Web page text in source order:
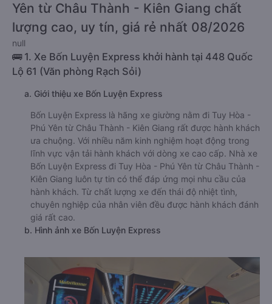
Yên từ Châu Thành - Kiên Giang chất
lượng cao, uy tín, giá rẻ nhất 08/2026
null
🚌 1. Xe Bốn Luyện Express khởi hành tại 448 Quốc
Lộ 61 (Văn phòng Rạch Sỏi)
a. Giới thiệu xe Bốn Luyện Express
Bốn Luyện Express là hãng xe giường nằm đi Tuy Hòa -
Phú Yên từ Châu Thành - Kiên Giang rất được hành khách
ưa chuộng. Với nhiều năm kinh nghiệm hoạt động trong
lĩnh vực vận tải hành khách với dòng xe cao cấp. Nhà xe
Bốn Luyện Express đi Tuy Hòa - Phú Yên từ Châu Thành -
Kiên Giang luôn tự tin có thể đáp ứng mọi nhu cầu của
hành khách. Từ chất lượng xe đến thái độ nhiệt tình,
chuyên nghiệp của nhân viên đều được hành khách đánh
giá rất cao.
b. Hình ảnh xe Bốn Luyện Express